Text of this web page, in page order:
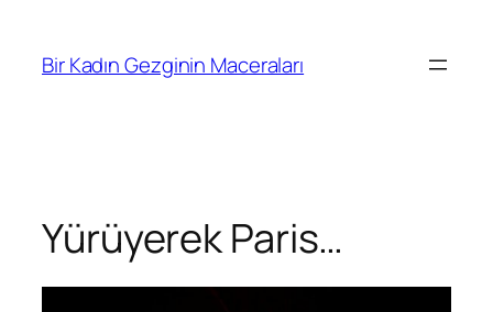
Bir Kadın Gezginin Maceraları
Yürüyerek Paris…